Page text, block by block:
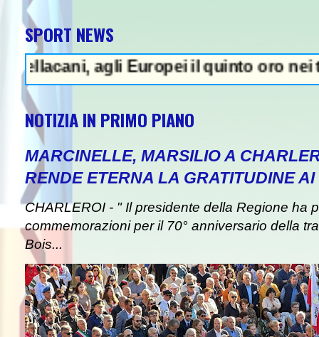
SPORT NEWS
agli Europei il quinto oro nei tuffi
NOTIZIA IN PRIMO PIANO
MARCINELLE, MARSILIO A
RENDE ETERNA LA GRATITUDINE
CHARLEROI - " Il presidente della Regione ha
commemorazioni per il 70° anniversario della
Bois...